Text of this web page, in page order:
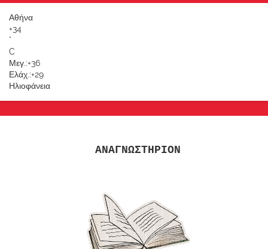
Αθήνα
+34
°
C
Μεγ.:+36
Ελάχ.:+29
Ηλιοφάνεια
ΑΝΑΓΝΩΣΤΗΡΙΟΝ